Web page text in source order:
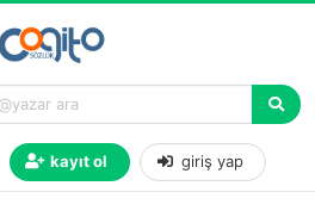
kayıt ol giriş yap